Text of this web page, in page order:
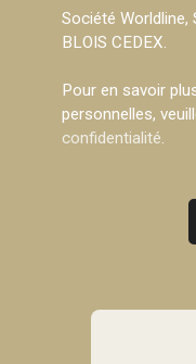
Société
BLOIS CEDEX.
Pour en savoir
personnelles,
confidentialité.